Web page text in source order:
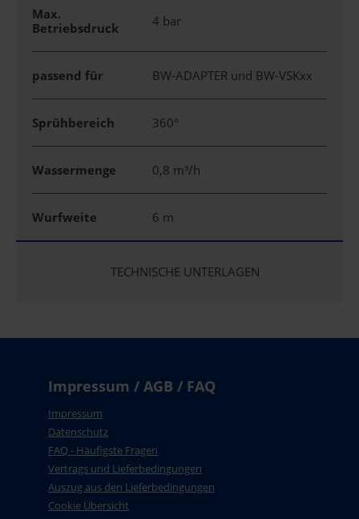
Max.
Betriebsdruck
4 bar
passend für BW-ADAPTER und BW-VSKxx
Sprühbereich 360°
Wassermenge 0,8 m³/h
Wurfweite 6 m
TECHNISCHE UNTERLAGEN
Impressum / AGB / FAQ
Impressum
Datenschutz
FAQ - Häufigste Fragen
Vertrags und Lieferbedingungen
Auszug aus den Lieferbedingungen
Cookie Übersicht